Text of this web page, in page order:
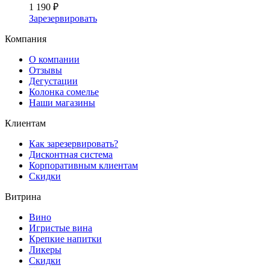
1 190 ₽
Зарезервировать
Компания
О компании
Отзывы
Дегустации
Колонка сомелье
Наши магазины
Клиентам
Как зарезервировать?
Дисконтная система
Корпоративным клиентам
Скидки
Витрина
Вино
Игристые вина
Крепкие напитки
Ликеры
Скидки